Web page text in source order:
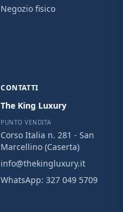
Negozio fisico
CONTATTI
The King Luxury
PUNTO VENDITA
Corso Italia n. 281 - San
Marcellino (Caserta)
info@thekingluxury.it
WhatsApp: 327 049 5709